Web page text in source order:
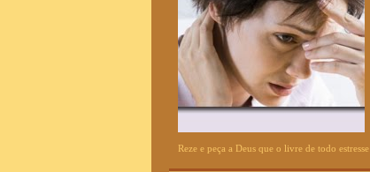
Reze e peça a Deus que o livre de todo estresse